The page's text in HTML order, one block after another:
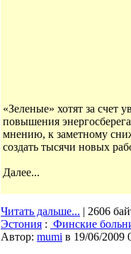
«Зеленые» хотят за счет
повышения
мнению, к заметному
создать тысячи новых
Далее...
Читать дальше... | 2606
Эстония : Финские
Автор: mumi в 19/06/2009